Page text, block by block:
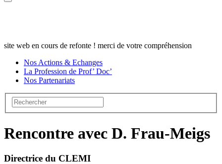
site web en cours de refonte ! merci de votre compréhension
Nos Actions & Echanges
La Profession de Prof’ Doc’
Nos Partenariats
Rencontre avec D. Frau-Meigs
Directrice du CLEMI